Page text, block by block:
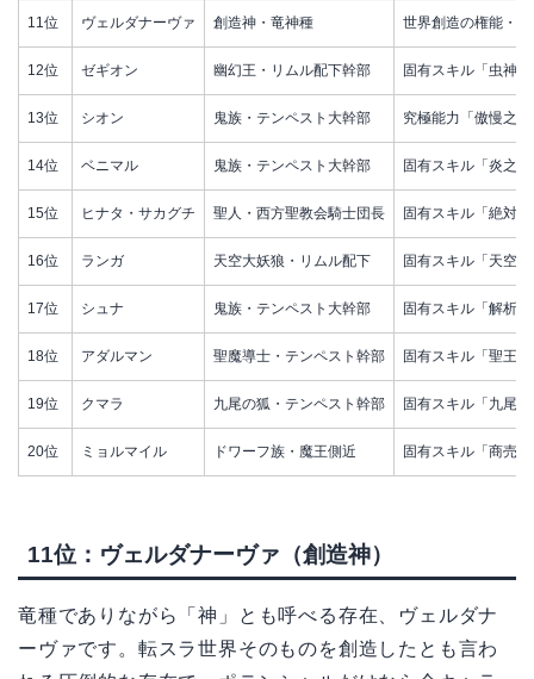
11位 ヴェルダナーヴァ 創造神・竜神種 世界創造の権能・
12位 ゼギオン 幽幻王・リムル配下幹部 固有スキル「虫神
13位 シオン 鬼族・テンペスト大幹部 究極能力「傲慢之
14位 ベニマル 鬼族・テンペスト大幹部 固有スキル「炎之
15位 ヒナタ・サカグチ 聖人・西方聖教会騎士団長 固有スキル「絶対
16位 ランガ 天空大妖狼・リムル配下 固有スキル「天空
17位 シュナ 鬼族・テンペスト大幹部 固有スキル「解析
18位 アダルマン 聖魔導士・テンペスト幹部 固有スキル「聖王
19位 クマラ 九尾の狐・テンペスト幹部 固有スキル「九尾
20位 ミョルマイル ドワーフ族・魔王側近 固有スキル「商売
11位：ヴェルダナーヴァ（創造神）
竜種でありながら「神」とも呼べる存在、ヴェルダナ
ーヴァです。転スラ世界そのものを創造したとも言わ